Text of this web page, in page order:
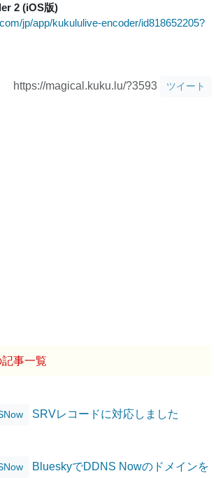
2 (iOS版)
jp/app/kukululive-encoder/id818652205?
https://magical.kuku.lu/?3593 ツイート
事一覧
SRVレコードに対応しました
BlueskyでDDNS Nowのドメインを